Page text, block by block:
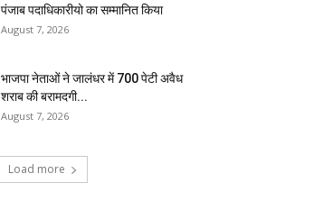
पंजाब पदाधिकारीयो का सम्मानित किया
August 7, 2026
भाजपा नेताओं ने जालंधर में 700 पेटी अवैध
शराब की बरामदगी...
August 7, 2026
Load more